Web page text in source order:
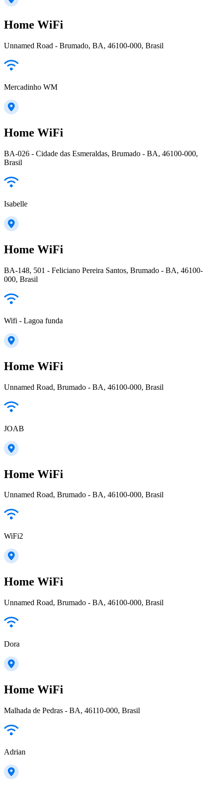
Home WiFi
Unnamed Road - Brumado, BA, 46100-000, Brasil
Mercadinho WM
Home WiFi
BA-026 - Cidade das Esmeraldas, Brumado - BA, 46100-000,
Brasil
Isabelle
Home WiFi
BA-148, 501 - Feliciano Pereira Santos, Brumado - BA, 46100-
000, Brasil
Wifi - Lagoa funda
Home WiFi
Unnamed Road, Brumado - BA, 46100-000, Brasil
JOAB
Home WiFi
Unnamed Road, Brumado - BA, 46100-000, Brasil
WiFi2
Home WiFi
Unnamed Road, Brumado - BA, 46100-000, Brasil
Dora
Home WiFi
Malhada de Pedras - BA, 46110-000, Brasil
Adrian